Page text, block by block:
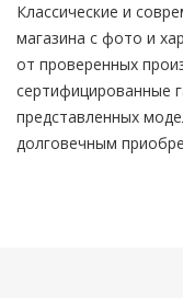
Классические и
магазина с фото и
от проверенных
сертифицированные
представленных
долговечным